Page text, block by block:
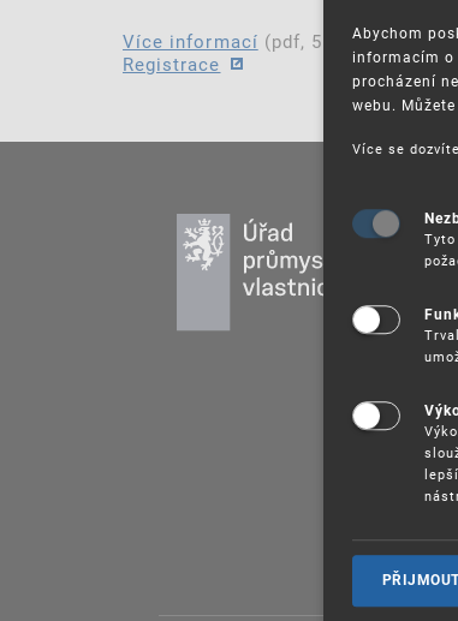
Více informací (pdf, 51 kB)
Registrace
Abychom
informacím
procházení
webu.
Více se